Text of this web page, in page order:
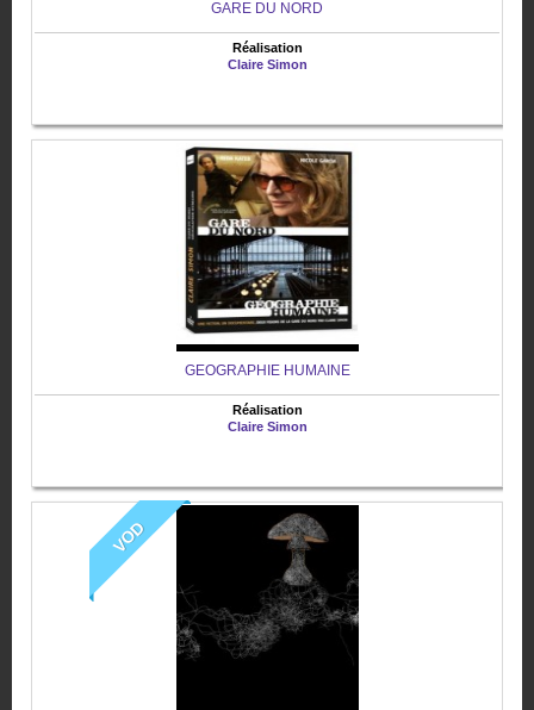
GARE DU NORD
Réalisation
Claire Simon
GEOGRAPHIE HUMAINE
Réalisation
Claire Simon
VOD